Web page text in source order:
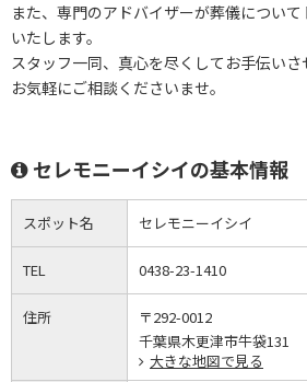
また、専門のアドバイザーが葬儀につい
いたします。
スタッフ一同、真心を尽くしてお手伝いさ
お気軽にご相談くださいませ。
セレモニーイシイの基本情報
スポット名 セレモニーイシイ
TEL 0438-23-1410
住所
〒292-0012
千葉県木更津市牛袋131
大きな地図で見る